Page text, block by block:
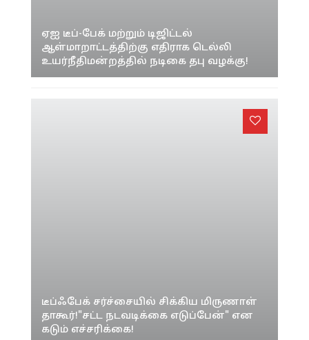
ஏஐ டீப்-பேக் மற்றும் டிஜிட்டல்
ஆள்மாறாட்டத்திற்கு எதிராக டெல்லி
உயர்நீதிமன்றத்தில் நடிகை தபு வழக்கு!
டீப்ஃபேக் சர்ச்சையில் சிக்கிய மிருணாள்
தாகூர்!"சட்ட நடவடிக்கை எடுப்பேன்" என